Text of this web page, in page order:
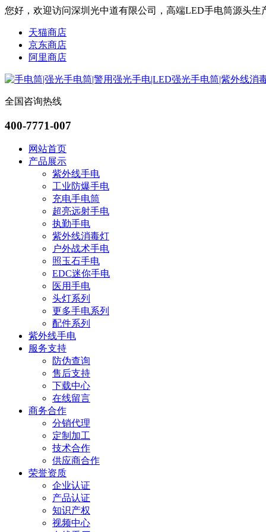
您好，欢迎访问深圳光中道有限公司，高端LED手电筒源头生
天猫商店
京东商店
阿里商店
全国咨询热线
400-7771-007
网站首页
产品展示
紫外线手电
工业防爆手电
充电手电筒
超亮远射手电
执勤手电
紫外线消毒灯
户外战术手电
照玉石手电
EDC迷你手电
医用手电
头灯系列
更多手电系列
配件系列
紫外线手电
服务支持
防伪查询
售后支持
下载中心
在线留言
商务合作
分销代理
定制加工
技术合作
供应商合作
荣誉资质
企业认证
产品认证
知识产权
视频中心